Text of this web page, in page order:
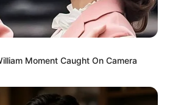
Moment Caught On Camera